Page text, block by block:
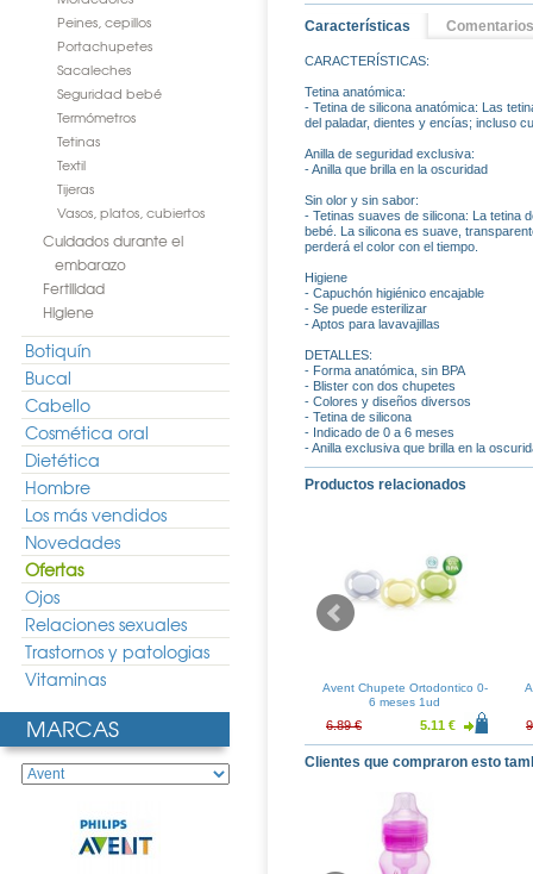
Peines, cepillos
Portachupetes
Sacaleches
Seguridad bebé
Termómetros
Tetinas
Textil
Tijeras
Vasos, platos, cubiertos
Cuidados durante el
embarazo
Fertilidad
Higiene
Botiquín
Bucal
Cabello
Cosmética oral
Dietética
Hombre
Los más vendidos
Novedades
Ofertas
Ojos
Relaciones sexuales
Trastornos y patologias
Vitaminas
MARCAS
Características Comentarios
CARACTERÍSTICAS:
Tetina anatómica:
- Tetina de silicona anatómica: Las
del paladar, dientes y encías; incluso
Anilla de seguridad exclusiva:
- Anilla que brilla en la oscuridad
Sin olor y sin sabor:
- Tetinas suaves de silicona: La tetina
bebé. La silicona es suave,
perderá el color con el tiempo.
Higiene
- Capuchón higiénico encajable
- Se puede esterilizar
- Aptos para lavavajillas
DETALLES:
- Forma anatómica, sin BPA
- Blister con dos chupetes
- Colores y diseños diversos
- Tetina de silicona
- Indicado de 0 a 6 meses
- Anilla exclusiva que brilla en la
Productos relacionados
260ml
6.57 €
Avent Chupete Ortodontico 0-
6 meses 1ud
6.89 € 5.11 €
Clientes que compraron esto